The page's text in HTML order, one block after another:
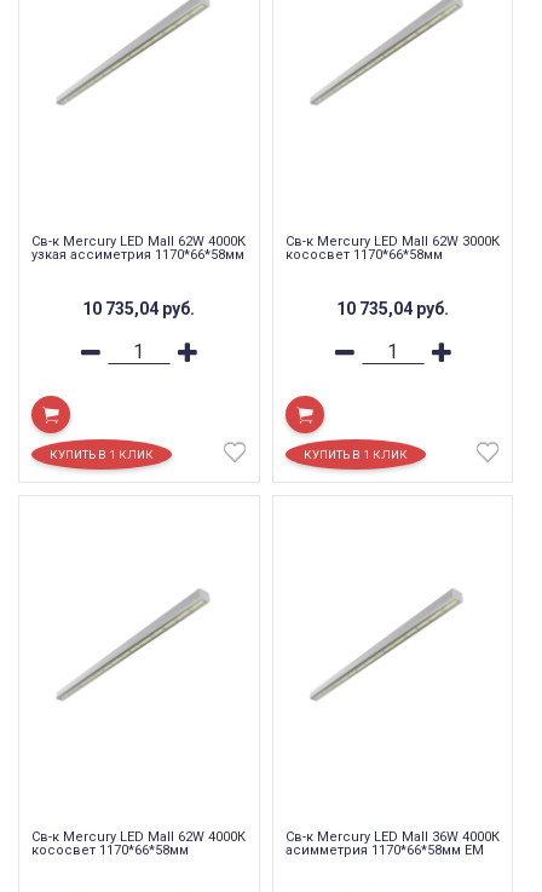
Св-к Mercury LED Mall 62W 4000К
узкая ассиметрия 1170*66*58мм
10 735,04 руб.
Св-к Mercury LED Mall 62W 3000К
кососвет 1170*66*58мм
10 735,04 руб.
Св-к Mercury LED Mall 62W 4000К
кососвет 1170*66*58мм
Св-к Mercury LED Mall 36W 4000К
асимметрия 1170*66*58мм EM